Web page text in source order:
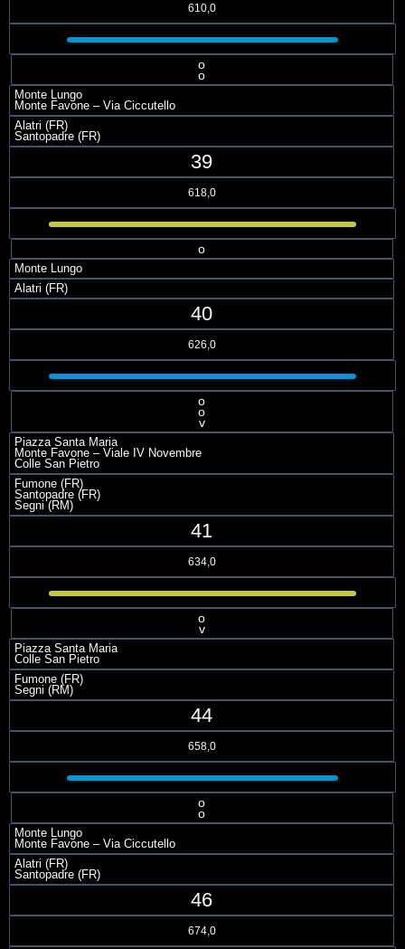
610,0
o
o
Monte Lungo
Monte Favone – Via Ciccutello
Alatri (FR)
Santopadre (FR)
39
618,0
o
Monte Lungo
Alatri (FR)
40
626,0
o
o
v
Piazza Santa Maria
Monte Favone – Viale IV Novembre
Colle San Pietro
Fumone (FR)
Santopadre (FR)
Segni (RM)
41
634,0
o
v
Piazza Santa Maria
Colle San Pietro
Fumone (FR)
Segni (RM)
44
658,0
o
o
Monte Lungo
Monte Favone – Via Ciccutello
Alatri (FR)
Santopadre (FR)
46
674,0